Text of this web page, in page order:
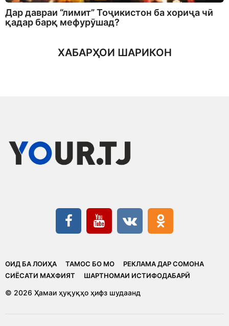
Дар давраи “лимит” Тоҷикистон ба хориҷа чӣ
қадар барқ мефурӯшад?
ХАБАРҲОИ ШАРИКОН
ОИД БА ЛОИҲА ТАМОС БО МО
РЕКЛАМА ДАР СОМОНА
CИЁСАТИ МАХФИЯТ
ШАРТНОМАИ ИСТИФОДАБАРӢ
© 2026 Ҳамаи ҳуқуқҳо ҳифз шудаанд